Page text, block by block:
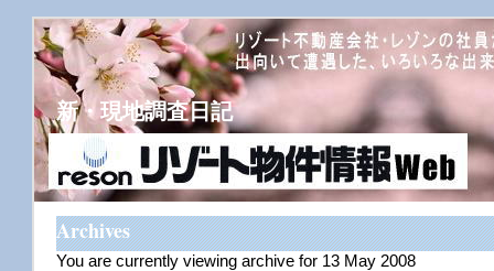
新・現地調査日記
Archives
You are currently viewing archive for 13 May 2008